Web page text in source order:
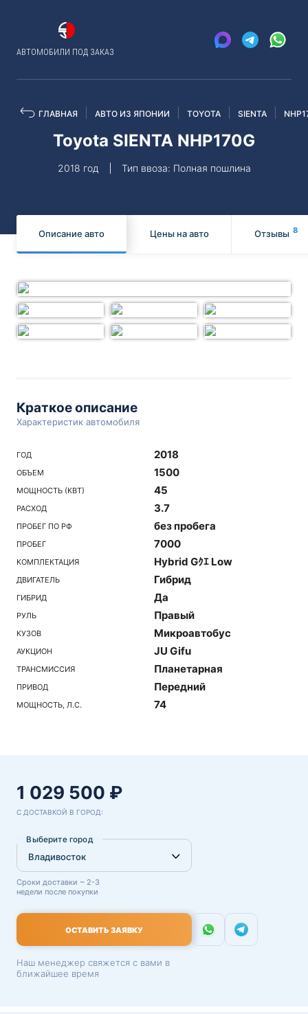
АВТОМОБИЛИ ПОД ЗАКАЗ
ГЛАВНАЯ АВТО ИЗ ЯПОНИИ TOYOTA SIENTA
Toyota SIENTA NHP170G
2018 год Тип ввоза: Полная пошлина
Описание авто Цены на авто Отзывы 8
Краткое описание
Характеристик автомобиля
ГОД 2018
ОБЪЕМ 1500
МОЩНОСТЬ (КВТ) 45
РАСХОД 3.7
ПРОБЕГ ПО РФ без пробега
ПРОБЕГ 7000
КОМПЛЕКТАЦИЯ Hybrid Gｸｴ Low
ДВИГАТЕЛЬ Гибрид
ГИБРИД Да
РУЛЬ Правый
КУЗОВ Микроавтобус
АУКЦИОН JU Gifu
ТРАНСМИССИЯ Планетарная
ПРИВОД Передний
МОЩНОСТЬ, Л.С. 74
1 029 500 ₽
С ДОСТАВКОЙ В ГОРОД:
Выберите город
Сроки доставки ~ 2-3
недели после покупки
ОСТАВИТЬ ЗАЯВКУ
Наш менеджер свяжется с вами в
ближайшее время